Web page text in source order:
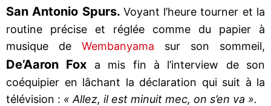
San Antonio Spurs. Voyant l’heure tourner et la
routine précise et réglée comme du papier à
musique de Wembanyama sur son sommeil,
De’Aaron Fox
a mis fin à l’interview de son
coéquipier en lâchant la déclaration qui suit à la
télévision : « Allez, il est minuit mec, on s’en va ».